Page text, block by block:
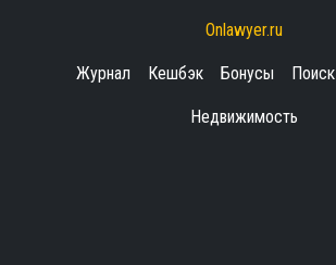
Onlawyer.ru
Журнал Кешбэк Бонусы Поиск
Недвижимость